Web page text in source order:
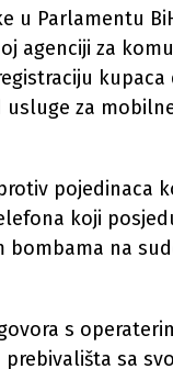
u Parlamentu
agenciji za
za
pojedinaca
koji
na
s
sa